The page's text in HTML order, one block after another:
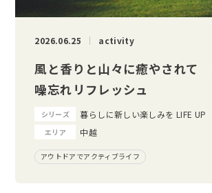
2026.06.25 activity
風と香りと山々に癒やされて
噪忘れリフレッシュ
シリーズ 暮らしに新しい楽しみを LIFE UP
エリア 中越
アウトドアでアクティブライフ